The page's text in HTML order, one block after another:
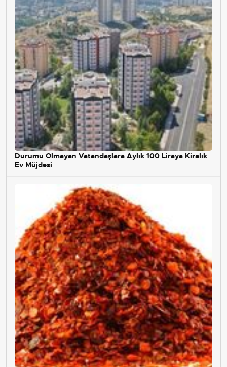
Durumu Olmayan Vatandaşlara Aylık 100 Liraya Kiralık
Ev Müjdesi